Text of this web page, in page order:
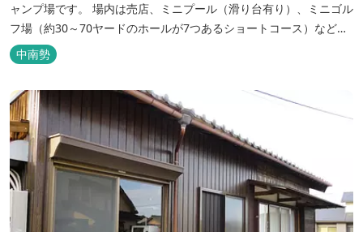
ャンプ場です。 場内は売店、ミニプール（滑り台有り）、ミニゴル
フ場（約30～70ヤードのホールが7つあるショートコース）なども
あります。 目の前の海では、海水浴など安心して楽しめます。周辺
観光地には、伊勢志摩国立公園の玄関口にあたります。
中南勢